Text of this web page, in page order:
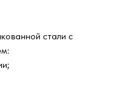
стали с